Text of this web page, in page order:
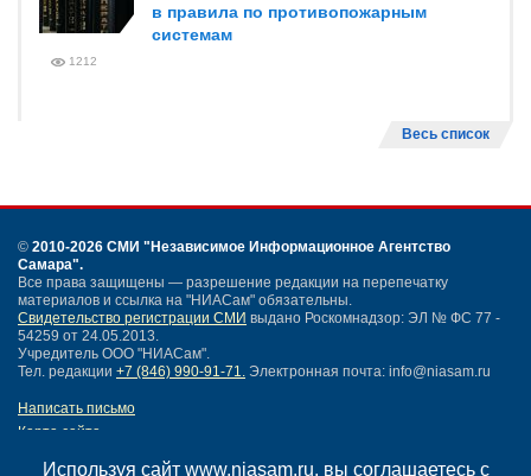
Используя сайт www.niasam.ru, вы соглашаетесь с
в правила по противопожарным
системам
1212
Весь список
© 2010-2026 СМИ "Независимое Информационное Агентство
Самара".
Все права защищены — разрешение редакции на перепечатку
материалов и ссылка на "НИАСам" обязательны.
Свидетельство регистрации СМИ выдано Роскомнадзор: ЭЛ № ФС 77 -
54259 от 24.05.2013.
Учредитель ООО "НИАСам".
Тел. редакции +7 (846) 990-91-71. Электронная почта: info@niasam.ru
Написать письмо
Карта сайта